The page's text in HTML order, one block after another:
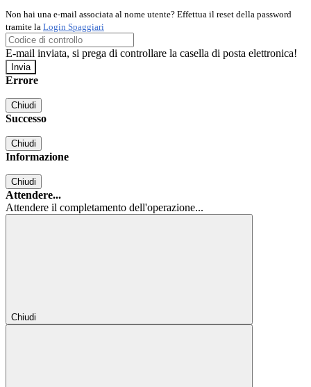
Non hai una e-mail associata al nome utente? Effettua il reset della password
tramite la Login Spaggiari
E-mail inviata, si prega di controllare la casella di posta elettronica!
Errore
Chiudi
Successo
Chiudi
Informazione
Chiudi
Attendere...
Attendere il completamento dell'operazione...
Chiudi